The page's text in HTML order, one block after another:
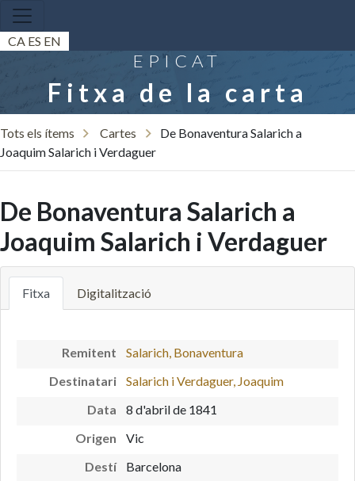
CA ES EN
EPICAT
Fitxa de la carta
Tots els ítems Cartes
De Bonaventura Salarich a
Joaquim Salarich i Verdaguer
De Bonaventura Salarich a
Joaquim Salarich i Verdaguer
Fitxa Digitalització
Remitent
Salarich, Bonaventura
Destinatari
Salarich i Verdaguer, Joaquim
Data
8 d'abril de 1841
Origen
Vic
Destí
Barcelona